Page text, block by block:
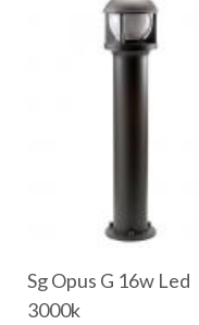
Sg Opus G 16w Led
3000k